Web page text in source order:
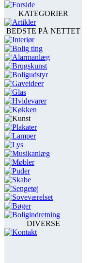
Forside
KATEGORIER
Artikler
BEDSTE PÅ NETTET
Interiør
Bolig ting
Alarmanlæg
Brugskunst
Boligudstyr
Gaveideer
Glas
Hvidevarer
Køkken
Kunst
Plakater
Lamper
Lys
Musikanlæg
Møbler
Puder
Skabe
Sengetøj
Soveværelset
Bøger
Boligindretning
DIVERSE
Kontakt